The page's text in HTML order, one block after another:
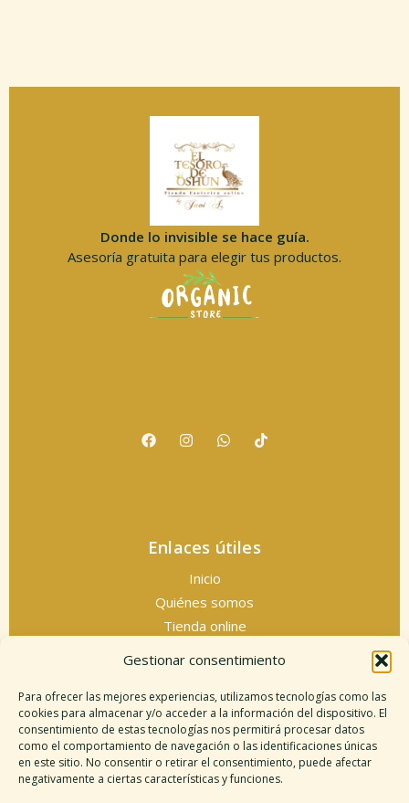
Gestionar consentimiento
Para ofrecer las mejores experiencias, utilizamos tecnologías como las
cookies para almacenar y/o acceder a la información del dispositivo. El
consentimiento de estas tecnologías nos permitirá procesar datos
como el comportamiento de navegación o las identificaciones únicas
en este sitio. No consentir o retirar el consentimiento, puede afectar
negativamente a ciertas características y funciones.
Donde lo invisible se hace guía.
Asesoría gratuita para elegir tus productos.
Enlaces útiles
Inicio
Quiénes somos
Tienda online
Información legal